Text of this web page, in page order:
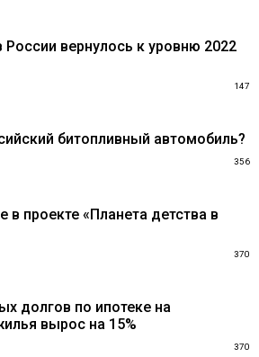
вернулось к уровню 2022
147
битопливный автомобиль?
356
в проекте «Планета детства в
370
долгов по ипотеке на
вырос на 15%
370